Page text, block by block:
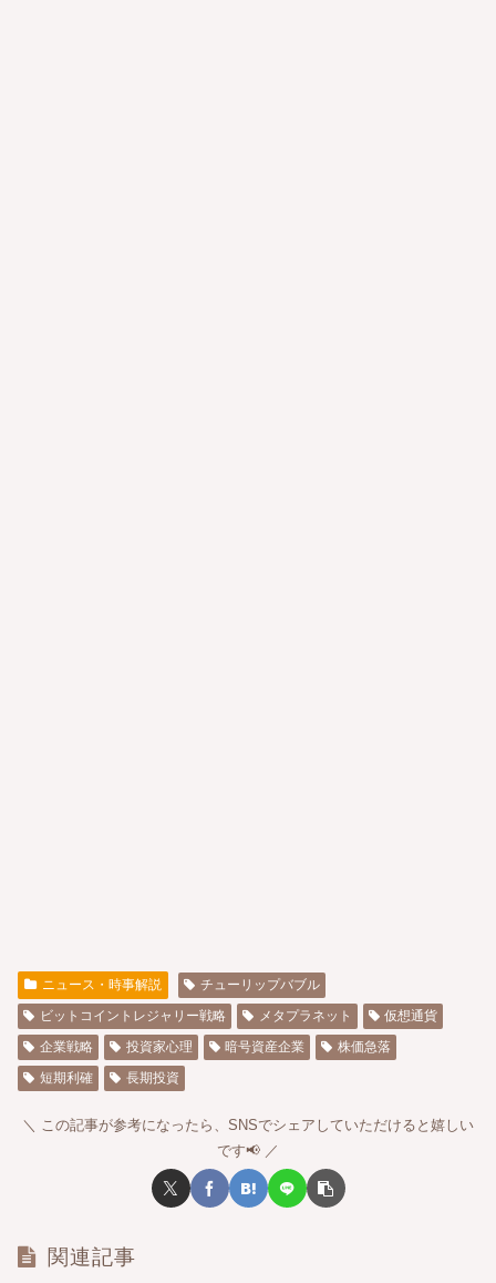
ニュース・時事解説
チューリップバブル
ビットコイントレジャリー戦略
メタプラネット
仮想通貨
企業戦略
投資家心理 暗号資産企業
株価急落
短期利確
長期投資
この記事が参考になったら、SNSでシェアしていただけると嬉しい
です📢
関連記事